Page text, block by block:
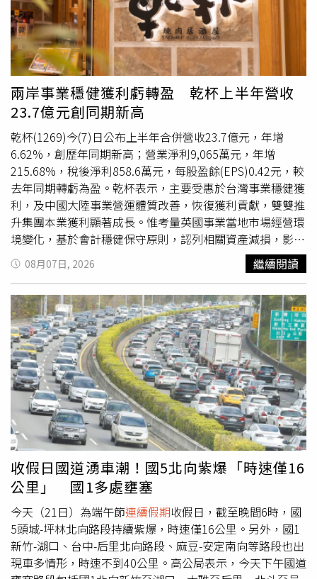
兩岸事業穩健獲利虧轉盈 乾杯上半年營收
23.7億元創同期新高
乾杯(1269)今(7)日公布上半年合併營收23.7億元，年增
6.62%，創歷年同期新高；營業淨利9,065萬元，年增
215.68%，稅後淨利858.6萬元，每股盈餘(EPS)0.42元，較
去年同期轉虧為盈。乾杯表示，主要受惠於台灣事業穩健獲
利，及中國大陸事業營運體質改善，恢復獲利貢獻，雙雙推
升集團本業獲利顯著成長。惟考量英國事業當地市場經營環
境變化，基於會計穩健保守原則，認列相關資產減損，影響
本期稅後獲利表現。乾杯台灣事業營運表現上半年營收達
20.19億元，年增9.4%，亦創歷年同期新高，受惠於連續假
期及母親節等聚餐商機，加上股市活絡帶動整體消費力道，
餐飲事業及外販事業同步成長，成為推升集團營收成長的主
要動能。其中，在餐飲事業持續推動品牌優化與展店布局。
上半年完成「乾杯燒肉居酒屋」品牌改革及「高木和牛食
堂」品牌優化，透過產品與服務優化帶動來客成長；4月開
幕的「黑毛屋」台中漢神洲際店營運表現亮眼，躍居品牌業
績第一門店；去年底開出的牛舌定食品牌「牛舌佑介」業績
亮眼，持續挹注集團營收，展現品牌優化與展店策略成效。
展望下半年營運，隨著暑假餐飲旺季及中秋節檔期到來，家
庭聚餐與年輕消費族群需求可望持續增溫。近期推出「乾
杯」商業午餐與「老乾杯」全新菜單、「黑毛屋」季節鍋可
望持續發酵，將持續透過新品推出、行銷活動，掌握節慶商
機，持續挹注營運成長。展店方面，8月「黑毛屋」插旗高
雄夢時代店完成南北高雄雙據點布局；第四季預計再新增2
家「黑毛屋」及4家「牛舌佑介」，陸續進駐拓展台北南
西、永康街等重點商圈，擴大營收規模，為下半年營運成長
挹注動能。
08月07日, 2026 繼續閱讀
收假日國道湧車潮！國5北向紫爆「時速僅16
公里」 國1多處壅塞
今天（21日）為端午節連續假期收假日，截至晚間6時，國
5頭城-坪林北向路段持續紫爆，時速僅16公里。另外，國1
新竹-湖口、台中-后里北向路段、麻豆-安定南向等路段也出
現車多情形，時速不到40公里。高公局表示，今天下午國道